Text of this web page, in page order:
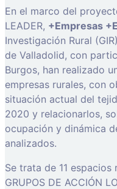
En el marco del
LEADER, +Empresas
Investigación Rural
de Valladolid, con
Burgos, han realizado
empresas rurales, con
situación actual del
2020 y relacionarlos,
ocupación y dinámica
analizados.
Se trata de 11
GRUPOS DE ACCIÓN